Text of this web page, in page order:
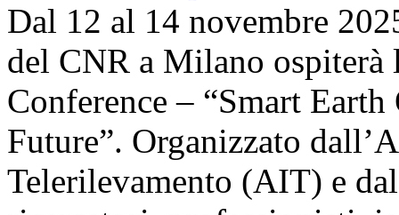
Dal 12 al 14 novembre
del CNR a Milano
Conference – “Smart
Future”. Organizzato
Telerilevamento (AIT) e